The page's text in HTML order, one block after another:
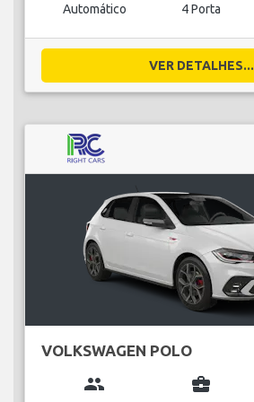
Automático 4 Porta
VER DETALHES...
VOLKSWAGEN POLO
group business_center